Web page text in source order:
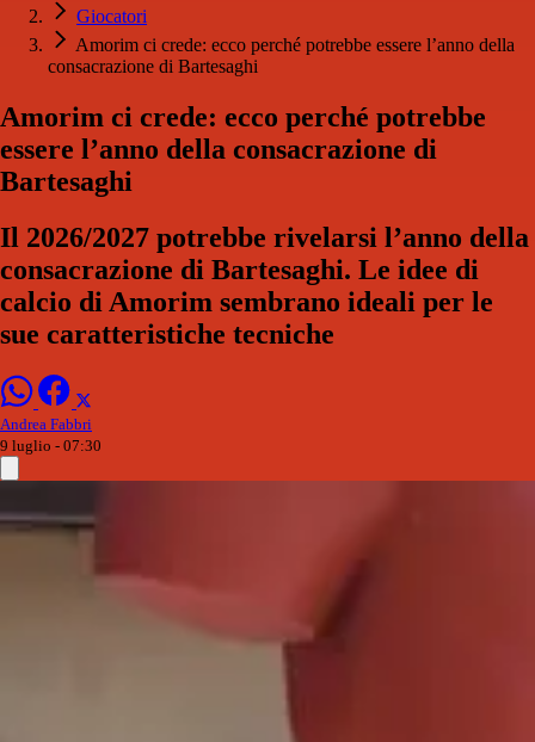
Giocatori
Amorim ci crede: ecco perché potrebbe essere l’anno della
consacrazione di Bartesaghi
Amorim ci crede: ecco perché potrebbe
essere l’anno della consacrazione di
Bartesaghi
Il 2026/2027 potrebbe rivelarsi l’anno della
consacrazione di Bartesaghi. Le idee di
calcio di Amorim sembrano ideali per le
sue caratteristiche tecniche
Andrea Fabbri
9 luglio - 07:30